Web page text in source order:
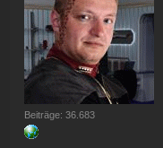
Beiträge: 36.683